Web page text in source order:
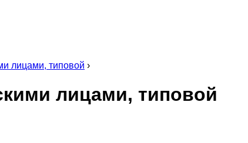
лицами, типовой ›
лицами, типовой